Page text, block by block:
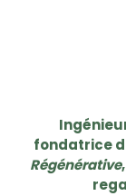
fondatrice
Régénérative